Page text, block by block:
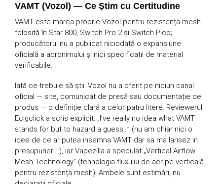
VAMT (Vozol) — Ce Știm cu Certitudine
VAMT este marca proprie Vozol pentru rezistența mesh
folosită în Star 800, Switch Pro 2 și Switch Pico;
producătorul nu a publicat niciodată o expansiune
oficială a acronimului și nici specificații de material
verificabile.
Iată ce trebuie să știi: Vozol nu a oferit pe niciun canal
oficial — site, comunicat de presă sau documentație de
produs — o definiție clară a celor patru litere. Reviewerul
Ecigclick a scris explicit: „I’ve really no idea what VAMT
stands for but to hazard a guess…” (nu am chiar nici o
idee de ce ar putea insemna VAMT dar sa ma lansez in
presupuneri…), iar Vapezilla a speculat „Vertical Airflow
Mesh Technology” (tehnologia fluxului de aer pe verticală
pentru rezistența mesh). Ambele sunt estimări, nu